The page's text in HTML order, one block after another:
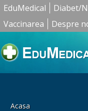
EduMedical Diabet/
Vaccinarea
Despre
Acasa